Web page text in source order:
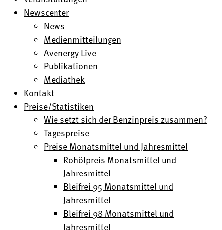
Newscenter
News
Medienmitteilungen
Avenergy Live
Publikationen
Mediathek
Kontakt
Preise/Statistiken
Wie setzt sich der Benzinpreis zusammen?
Tagespreise
Preise Monatsmittel und Jahresmittel
Rohölpreis Monatsmittel und
Jahresmittel
Bleifrei 95 Monatsmittel und
Jahresmittel
Bleifrei 98 Monatsmittel und
Jahresmittel